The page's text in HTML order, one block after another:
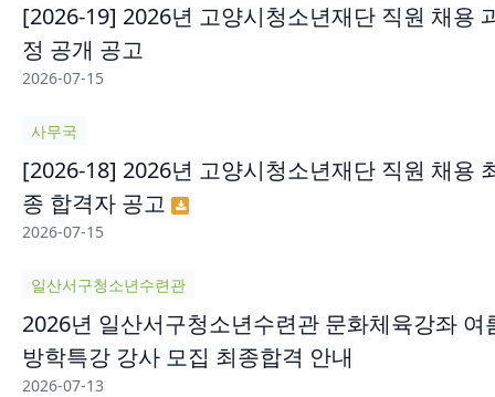
[2026-19] 2026년 고양시청소년재단 직원 채용
정 공개 공고
2026-07-15
사무국
[2026-18] 2026년 고양시청소년재단 직원 채용
종 합격자 공고
2026-07-15
일산서구청소년수련관
2026년 일산서구청소년수련관 문화체육강좌 여
방학특강 강사 모집 최종합격 안내
2026-07-13